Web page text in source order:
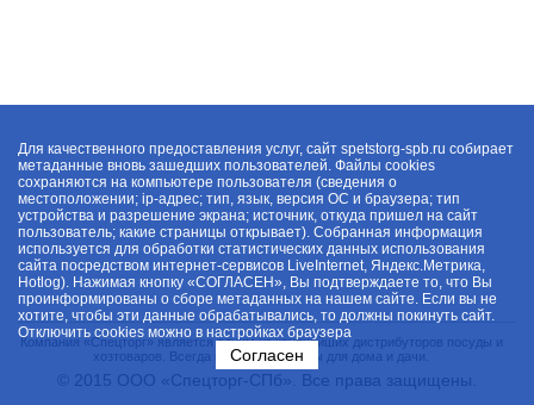
Компания «Спецторг» является одним из крупнейших дистрибуторов посуды и
хозтоваров. Всегда в наличии товары для дома и дачи.
© 2015 ООО «Спецторг-СПб». Все права защищены.
Для качественного предоставления услуг, сайт spetstorg-spb.ru собирает
метаданные вновь зашедших пользователей. Файлы cookies
сохраняются на компьютере пользователя (сведения о
местоположении; ip-адрес; тип, язык, версия ОС и браузера; тип
устройства и разрешение экрана; источник, откуда пришел на сайт
пользователь; какие страницы открывает). Собранная информация
используется для обработки статистических данных использования
сайта посредством интернет-сервисов LiveInternet, Яндекс.Метрика,
Hotlog). Нажимая кнопку «СОГЛАСЕН», Вы подтверждаете то, что Вы
проинформированы о сборе метаданных на нашем сайте. Если вы не
хотите, чтобы эти данные обрабатывались, то должны покинуть сайт.
Отключить cookies можно в настройках браузера
Согласен